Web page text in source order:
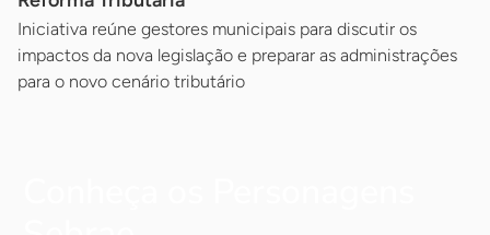
Iniciativa reúne gestores municipais para discutir os
impactos da nova legislação e preparar as administrações
para o novo cenário tributário